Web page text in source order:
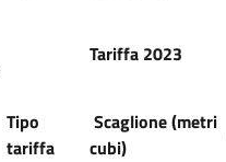
Tariffa 2023
Tipo
tariffa
Scaglione (metri
cubi)